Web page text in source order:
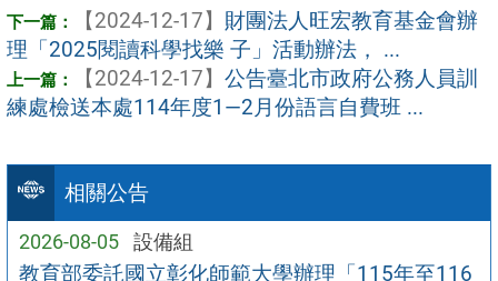
相關公告
2026-08-05 設備組
教育部委託國立彰化師範大學辦理「115年至116
【2024-12-17】 財團法人旺宏教育基金會辦
理「2025閱讀科學找樂 子」活動辦法， ...
【2024-12-17】 公告臺北市政府公務人員訓
練處檢送本處114年度1—2月份語言自費班 ...